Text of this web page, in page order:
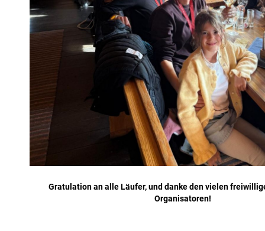
Gratulation an alle Läufer, und danke den vielen
Organisatoren!